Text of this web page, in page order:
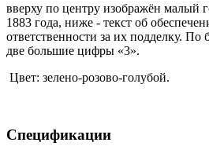
вверху по центру изображён малый
1883 года, ниже - текст об
ответственности за их подделку. По
две большие цифры «3».
Цвет: зелено-розово-голубой.
Спецификации